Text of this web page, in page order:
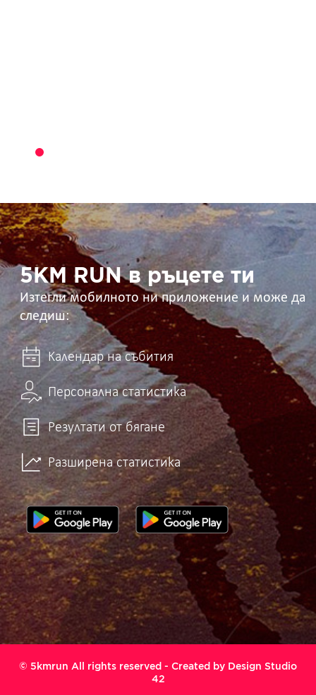
5KM
RUN
в
ръцете
ти 5KM RUN в ръцете ти
Изтегли мобилното ни приложение и може да
следиш:
Календар на събития
Персонална статистика
Резултати от бягане
Разширена статистика
© 5kmrun All rights reserved - Created by Design Studio
42